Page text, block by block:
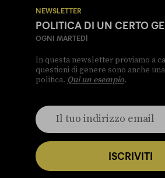
NEWSLETTER
POLITICA DI UN CERTO
OGNI MARTEDÌ
In questa newsletter proviamo a
questioni di genere sono anche
politica. Qui un esempio.
ISCRIVITI